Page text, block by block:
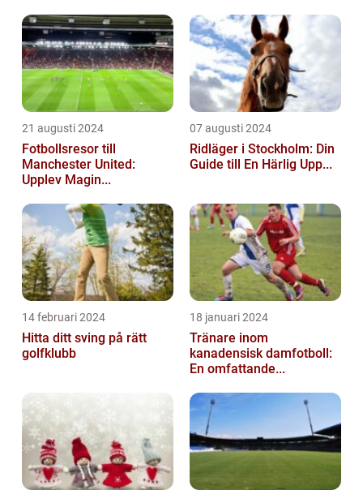
21 augusti 2024
Fotbollsresor till
Manchester United:
Upplev Magin...
07 augusti 2024
Ridläger i Stockholm: Din
Guide till En Härlig Upp...
14 februari 2024
Hitta ditt sving på rätt
golfklubb
18 januari 2024
Tränare inom
kanadensisk damfotboll:
En omfattande...